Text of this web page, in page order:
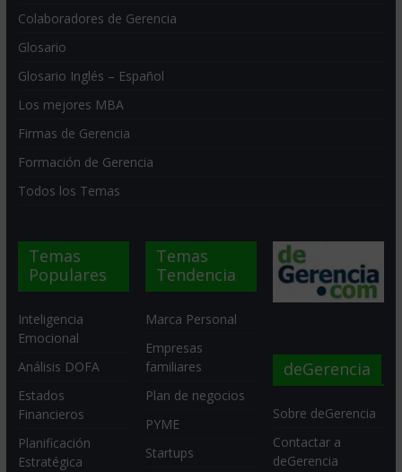
Colaboradores de Gerencia
Glosario
Glosario Inglés – Español
Los mejores MBA
Firmas de Gerencia
Formación de Gerencia
Todos los Temas
Temas
Populares
Inteligencia
Emocional
Análisis DOFA
Estados
Financieros
Planificación
Estratégica
Temas
Tendencia
Marca Personal
Empresas
familiares
Plan de negocios
PYME
Startups
deGerencia
Sobre deGerencia
Contactar a
deGerencia